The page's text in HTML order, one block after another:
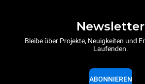
Newsletter
Bleibe über Projekte, Neuigkeiten und
Laufenden.
ABONNIEREN